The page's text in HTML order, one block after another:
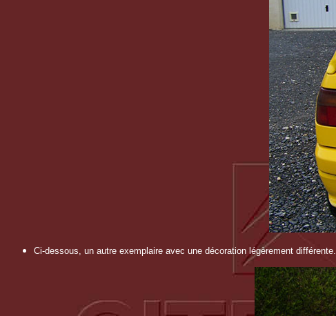
Ci-dessous, un autre exemplaire avec une décoration légèrement différente.